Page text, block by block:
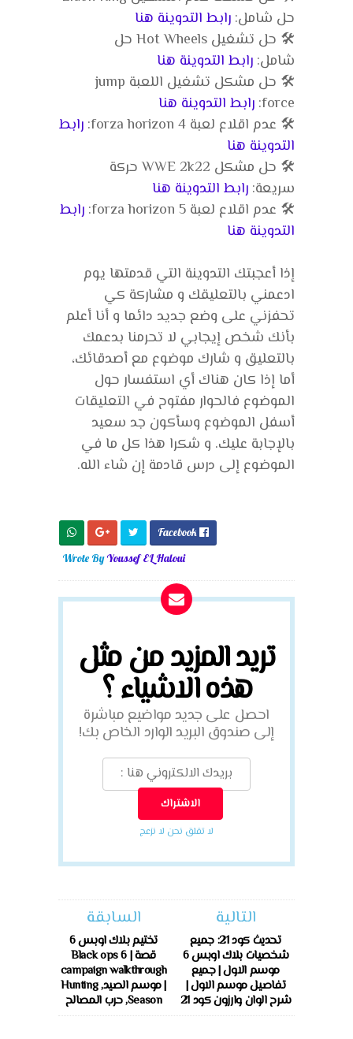
حل شامل: رابط التدوينة هنا
🛠️ حل تشغيل Hot Wheels حل
شامل: رابط التدوينة هنا
🛠️ حل مشكل تشغيل اللعبة jump
force: رابط التدوينة هنا
🛠️ عدم اقلاع لعبة forza horizon 4:
رابط
التدوينة هنا
🛠️ حل مشكل WWE 2k22 حركة
سريعة: رابط التدوينة هنا
🛠️ عدم اقلاع لعبة forza horizon 5:
رابط
التدوينة هنا
إذا أعجبتك التدوينة التي قدمتها يوم
ادعمني بالتعليقك و مشاركة كي
تحفزني على وضع جديد دائما و أنا أعلم
بأنك شخص إيجابي لا تحرمنا بدعمك
بالتعليق و شارك موضوع مع أصدقائك،
أما إذا كان هناك أي استفسار حول
الموضوع فالحوار مفتوح في التعليقات
أسفل الموضوع وسأكون جد سعيد
بالإجابة عليك. و شكرا هذا كل ما في
الموضوع إلى درس قادمة إن شاء الله.

Wrote ByYoussef EL Haloui
تريد المزيد من مثل
هذه الاشياء ؟
احصل على جديد مواضيع مباشرة
إلى صندوق البريد الوارد الخاص بك!
لا تقلق نحن لا نزعج
التالية
تحديث كود 21: جميع
شخصيات بلاك اوبس 6
موسم الاول | جميع
تفاصيل موسم الاول |
شرح الوان وارزون كود 21
السابقة
تختيم بلاك اوبس 6
قصة | Black ops 6
campaign walkthrough
| موسم الصيد, Hunting
Season, حرب المصالح